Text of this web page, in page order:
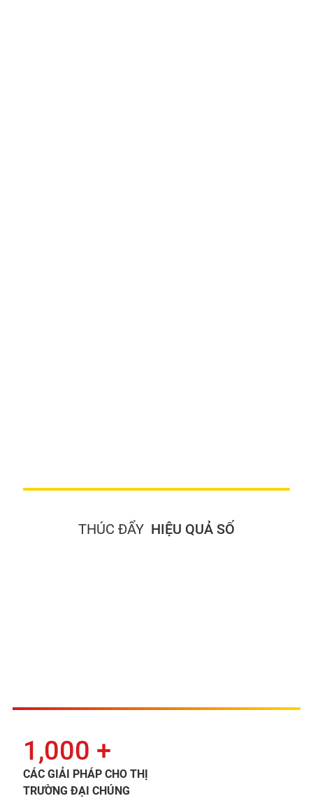
THÚC ĐẨY HIỆU QUẢ SỐ
1,000 +
CÁC GIẢI PHÁP CHO THỊ
TRƯỜNG ĐẠI CHÚNG